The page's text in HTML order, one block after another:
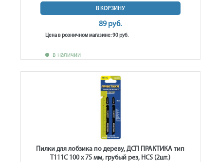
В КОРЗИНУ
89 руб.
Цена в розничном магазине: 90 руб.
в наличии
Пилки для лобзика по дереву, ДСП ПРАКТИКА тип
T111C 100 х 75 мм, грубый рез, HCS (2шт.)